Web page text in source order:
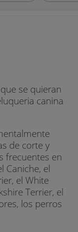
se quie­ran
canina
de corte y
frecuentes en
Caniche, el
el White
Terrier, el
los perros